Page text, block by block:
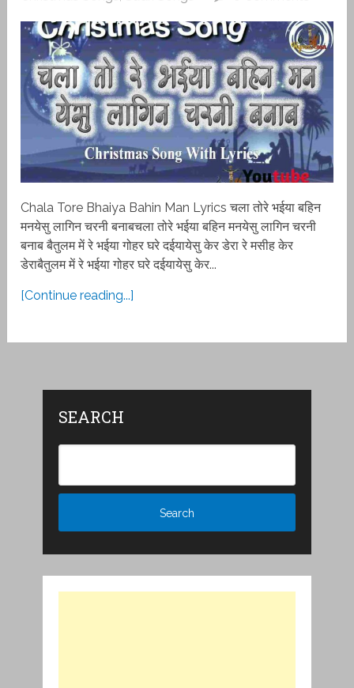
Chala Tore Bh‌aiya Bahin Man Lyrics चला तोरे भ‌ईया बहिन
मनयेसु लागिन चरनी बनाबचला तोरे भ‌ईया बहिन मनयेसु लागिन चरनी
बनाब बैतुलम में रे भ‌ईया गोहर घरे द‌ईयायेसु केर डेरा रे मसीह केर
डेराबैतुलम में रे भ‌ईया गोहर घरे द‌ईयायेसु केर...
[Continue reading...]
SEARCH